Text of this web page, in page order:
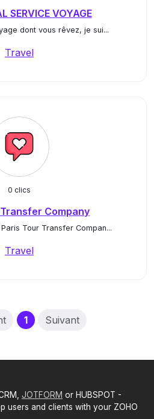
SERVICE VOYAGE
dont vous rêvez, je sui...
Travel
0 clics
Company
Tour Transfer Compan...
Travel
1(current)
Suivant
JOTFORM or HUBSPOT -
users and clients with your ZOHO